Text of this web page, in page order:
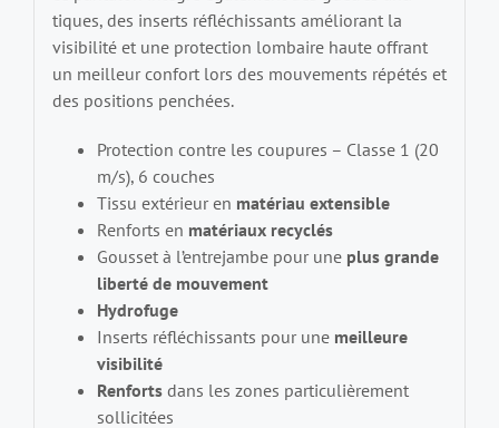
tiques, des inserts réfléchissants améliorant la
visibilité et une protection lombaire haute offrant
un meilleur confort lors des mouvements répétés et
des positions penchées.
Protection contre les coupures – Classe 1 (20
m/s), 6 couches
Tissu extérieur en matériau extensible
Renforts en matériaux recyclés
Gousset à l’entrejambe pour une plus grande
liberté de mouvement
Hydrofuge
Inserts réfléchissants pour unemeilleure
visibilité
Renfortsdans les zones particulièrement
sollicitées